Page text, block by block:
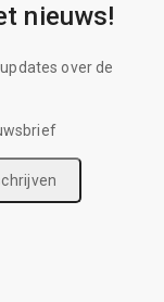
nieuws!
over de